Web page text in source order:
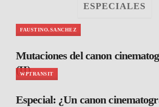
ESPECIALES
FAUSTINO.SANCHEZ
Mutaciones del canon
(II)
WPTRANSIT
Especial: ¿Un canon